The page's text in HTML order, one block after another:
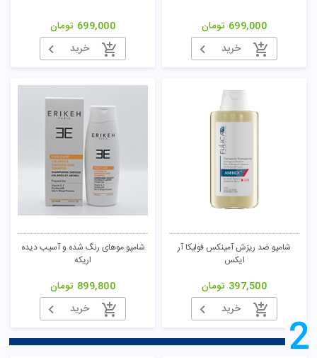
699,000 تومان
خرید
699,000 تومان
خرید
شامپو ضد ریزش آمینکس فولیکا آر
ایکس
397,500 تومان
خرید
شامپو موهای رنگ شده و آسیب دیده
اریکه
899,800 تومان
خرید
2